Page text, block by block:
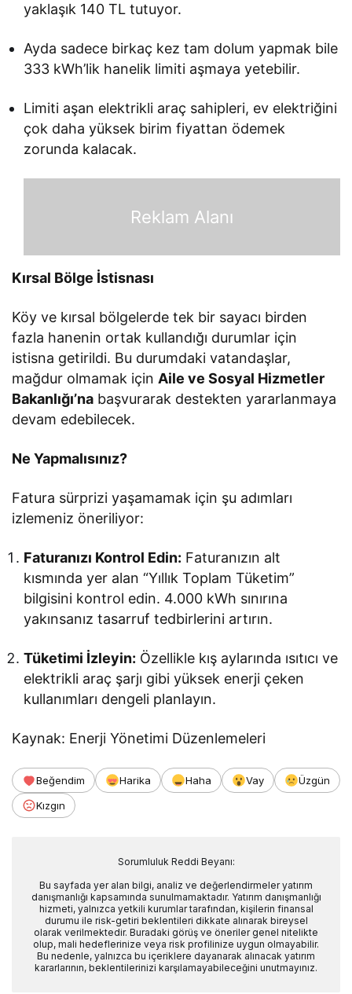
yaklaşık 140 TL tutuyor.
Ayda sadece birkaç kez tam dolum yapmak bile
333 kWh’lik hanelik limiti aşmaya yetebilir.
Limiti aşan elektrikli araç sahipleri, ev elektriğini
çok daha yüksek birim fiyattan ödemek
zorunda kalacak.
Reklam Alanı
Kırsal Bölge İstisnası
Köy ve kırsal bölgelerde tek bir sayacı birden
fazla hanenin ortak kullandığı durumlar için
istisna getirildi. Bu durumdaki vatandaşlar,
mağdur olmamak için Aile ve Sosyal Hizmetler
Bakanlığı’na başvurarak destekten yararlanmaya
devam edebilecek.
Ne Yapmalısınız?
Fatura sürprizi yaşamamak için şu adımları
izlemeniz öneriliyor:
Faturanızı Kontrol Edin: Faturanızın alt
kısmında yer alan “Yıllık Toplam Tüketim”
bilgisini kontrol edin. 4.000 kWh sınırına
yakınsanız tasarruf tedbirlerini artırın.
Tüketimi İzleyin: Özellikle kış aylarında ısıtıcı ve
elektrikli araç şarjı gibi yüksek enerji çeken
kullanımları dengeli planlayın.
Kaynak: Enerji Yönetimi Düzenlemeleri
Beğendim Harika Haha Vay
Üzgün
Kızgın
Sorumluluk Reddi Beyanı:
Bu sayfada yer alan bilgi, analiz ve değerlendirmeler yatırım
danışmanlığı kapsamında sunulmamaktadır. Yatırım danışmanlığı
hizmeti, yalnızca yetkili kurumlar tarafından, kişilerin finansal
durumu ile risk-getiri beklentileri dikkate alınarak bireysel
olarak verilmektedir. Buradaki görüş ve öneriler genel nitelikte
olup, mali hedeflerinize veya risk profilinize uygun olmayabilir.
Bu nedenle, yalnızca bu içeriklere dayanarak alınacak yatırım
kararlarının, beklentilerinizi karşılamayabileceğini unutmayınız.